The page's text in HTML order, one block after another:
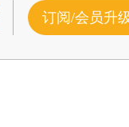
订阅/会员升